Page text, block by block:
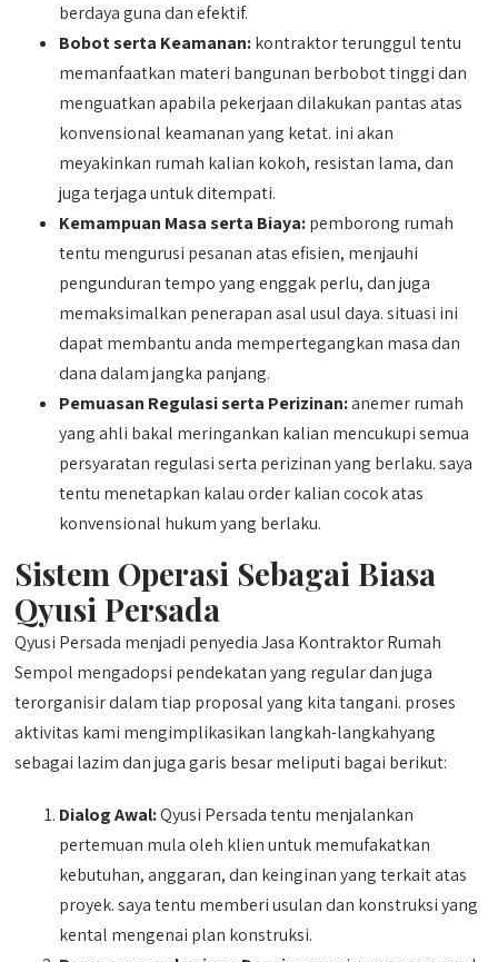
berdaya guna dan efektif.
Bobot serta Keamanan:kontraktor terunggul tentu
memanfaatkan materi bangunan berbobot tinggi dan
menguatkan apabila pekerjaan dilakukan pantas atas
konvensional keamanan yang ketat. ini akan
meyakinkan rumah kalian kokoh, resistan lama, dan
juga terjaga untuk ditempati.
Kemampuan Masa serta Biaya:pemborong rumah
tentu mengurusi pesanan atas efisien, menjauhi
pengunduran tempo yang enggak perlu, dan juga
memaksimalkan penerapan asal usul daya. situasi ini
dapat membantu anda mempertegangkan masa dan
dana dalam jangka panjang.
Pemuasan Regulasi serta Perizinan:anemer rumah
yang ahli bakal meringankan kalian mencukupi semua
persyaratan regulasi serta perizinan yang berlaku. saya
tentu menetapkan kalau order kalian cocok atas
konvensional hukum yang berlaku.
Sistem Operasi Sebagai Biasa
Qyusi Persada
Qyusi Persada menjadi penyedia Jasa Kontraktor Rumah
Sempol mengadopsi pendekatan yang regular dan juga
terorganisir dalam tiap proposal yang kita tangani. proses
aktivitas kami mengimplikasikan langkah-langkahyang
sebagai lazim dan juga garis besar meliputi bagai berikut:
Dialog Awal:Qyusi Persada tentu menjalankan
pertemuan mula oleh klien untuk memufakatkan
kebutuhan, anggaran, dan keinginan yang terkait atas
proyek. saya tentu memberi usulan dan konstruksi yang
kental mengenai plan konstruksi.